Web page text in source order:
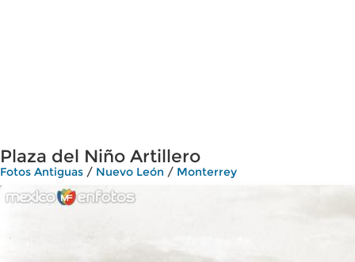
Plaza del Niño Artillero
Fotos Antiguas / Nuevo León / Monterrey